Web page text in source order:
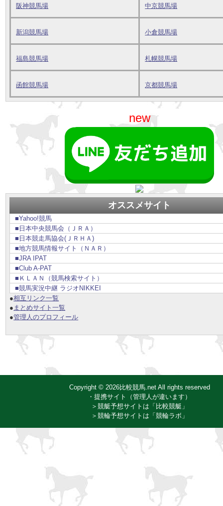
阪神競馬場 中京競馬場
新潟競馬場 小倉競馬場
福島競馬場 札幌競馬場
函館競馬場 京都競馬場
new
オススメサイト
■Yahoo!競馬
■日本中央競馬会（ＪＲＡ）
■日本競走馬協会(ＪＲＨＡ)
■地方競馬情報サイト（ＮＡＲ）
■JRA IPAT
■Club A-PAT
■ＫＬＡＮ（競馬検索サイト）
■競馬実況中継 ラジオNIKKEI
●相互リンク一覧
● まとめサイト一覧
●管理人のプロフィール
Copyright © 2026比較競馬.net All rights reserved
・提携サイト（管理人が違います）
＞競艇予想サイトは「比較競艇」
＞競輪予想サイトは「競輪ラボ」